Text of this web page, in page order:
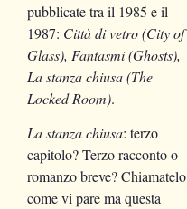
pubblicate tra il 1985 e il
1987: Città di vetro (City of
Glass), Fantasmi (Ghosts),
La stanza chiusa (The
Locked Room).
La stanza chiusa: terzo
capitolo? Terzo racconto o
romanzo breve? Chiamatelo
come vi pare ma questa